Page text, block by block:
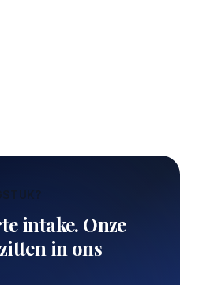
intake. Onze
in ons